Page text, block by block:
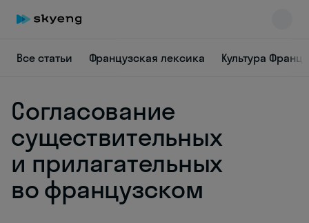
Все статьи Французская лексика Культура
Согласование
существительных
и прилагательных
во французском
Skyeng Chat
online